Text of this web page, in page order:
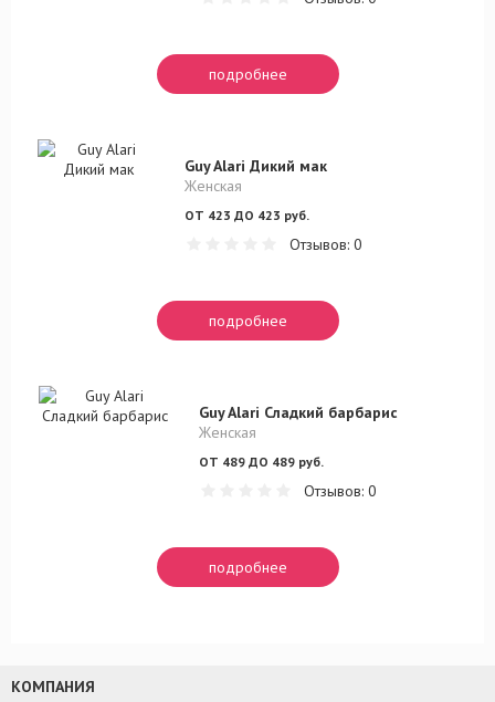
подробнее
Guy Alari Дикий мак
Женская
ОТ 423 ДО 423 руб.
Отзывов: 0
подробнее
Guy Alari Сладкий барбарис
Женская
ОТ 489 ДО 489 руб.
Отзывов: 0
подробнее
КОМПАНИЯ